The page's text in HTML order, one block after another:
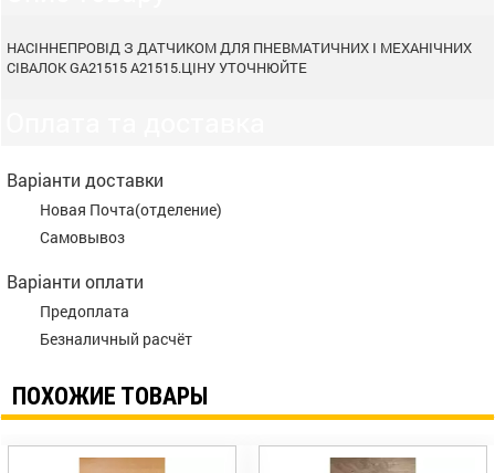
НАСІННЕПРОВІД З ДАТЧИКОМ ДЛЯ ПНЕВМАТИЧНИХ І МЕХАНІЧНИХ
СІВАЛОК GA21515 A21515.ЦІНУ УТОЧНЮЙТЕ
Варіанти доставки
Новая Почта(отделение)
Самовывоз
Варіанти оплати
Предоплата
Безналичный расчёт
ПОХОЖИЕ ТОВАРЫ